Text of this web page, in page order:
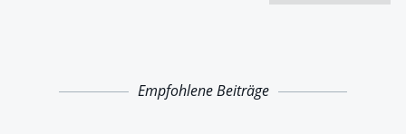
Empfohlene Beiträge